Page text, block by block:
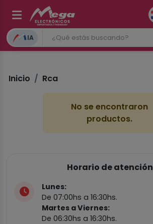
IA
Inicio Rca
No se encontraron
productos.
Horario de atención
Lunes:
De 07:00hs a 16:30hs.
Martes a Viernes:
De 06:30hs a 16:30hs.